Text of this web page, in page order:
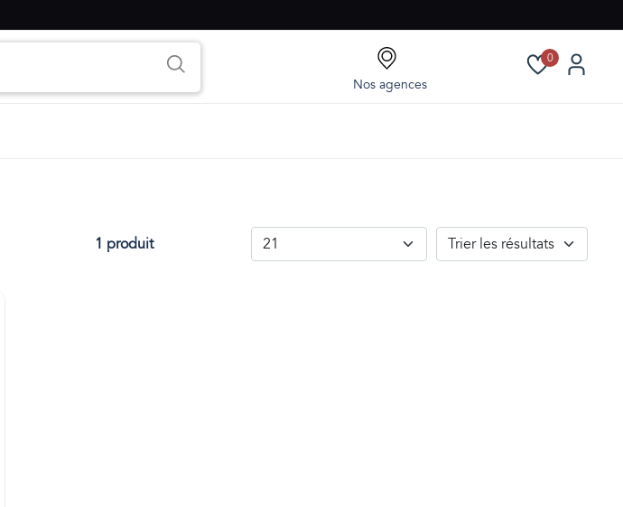
Nos agences
0
1 produit